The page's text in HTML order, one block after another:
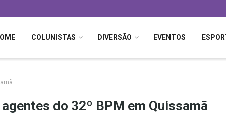
COLUNISTAS DIVERSÃO EVENTOS
do 32º BPM em Quissamã